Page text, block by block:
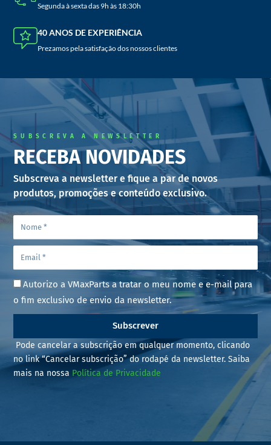
Segunda à sexta das 9h às 18:30h
40 ANOS DE EXPERIÊNCIA
Prezamos pela satisfação dos nossos clientes
SUBSCREVA A NEWSLETTER
RECEBA NOVIDADES
Subscreva a newsletter e fique a par de novos
produtos, promoções e conteúdo exclusivo.
Autorizo a VMaxParts a tratar o meu nome e e-mail para
o fim exclusivo de envio da newsletter.
Subscrever
Pode cancelar a subscrição em qualquer momento, clicando
no link “Cancelar subscrição” do rodapé da newsletter. Saiba
mais na nossa Política de Privacidade